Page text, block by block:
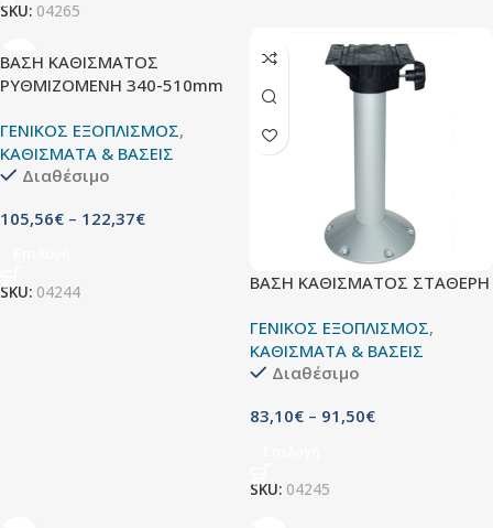
SKU: 04265
ΒΑΣΗ ΚΑΘΙΣΜΑΤΟΣ
ΡΥΘΜΙΖΟΜΕΝΗ 340-510mm
ΓΕΝΙΚΟΣ ΕΞΟΠΛΙΣΜΟΣ,
ΚΑΘΙΣΜΑΤΑ & ΒΑΣΕΙΣ
Διαθέσιμο
105,56€ – 122,37€
SKU: 04244 ΒΑΣΗ ΚΑΘΙΣΜΑΤΟΣ ΣΤΑΘΕΡΗ
ΓΕΝΙΚΟΣ ΕΞΟΠΛΙΣΜΟΣ,
ΚΑΘΙΣΜΑΤΑ & ΒΑΣΕΙΣ
Διαθέσιμο
83,10€ – 91,50€
SKU: 04245